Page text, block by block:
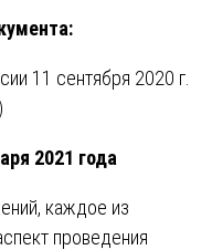
11 сентября 2020 г.
2021 года
каждое из
проведения